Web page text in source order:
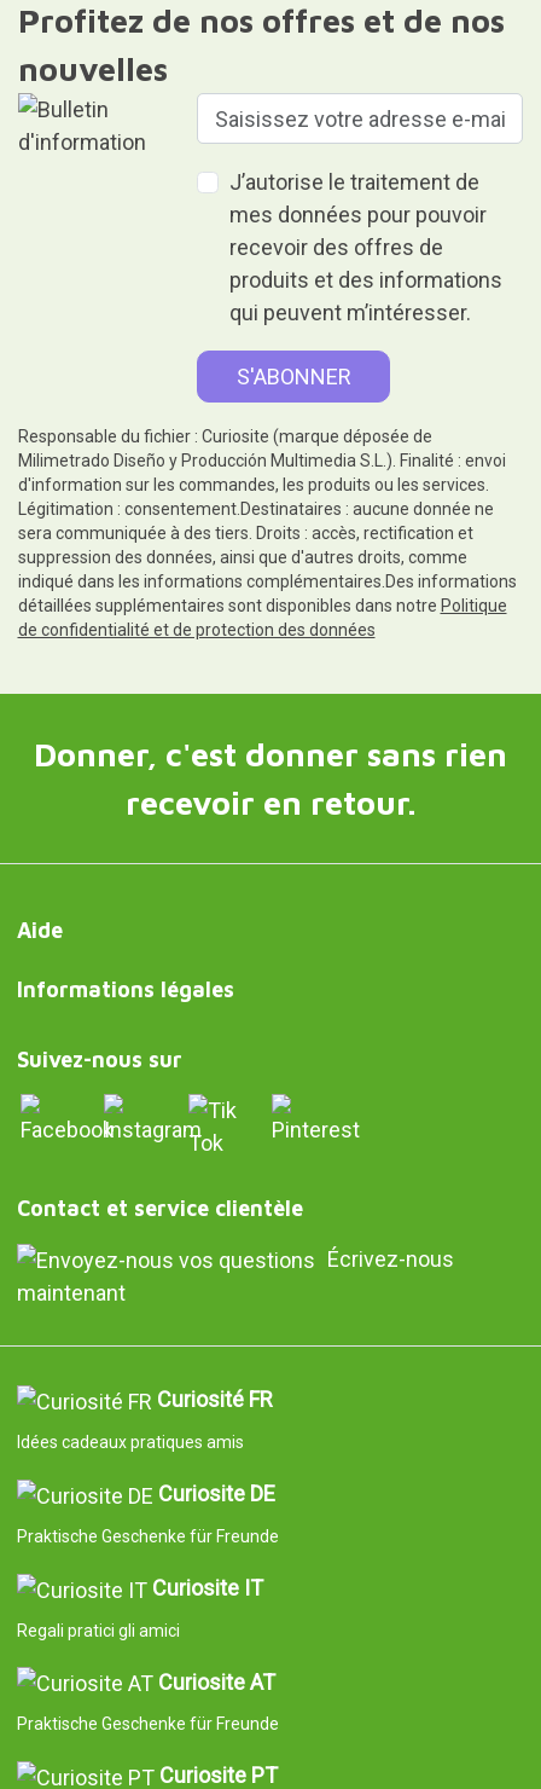
Profitez de nos offres et de nos
nouvelles
J’autorise le traitement de
mes données pour pouvoir
recevoir des offres de
produits et des informations
qui peuvent m’intéresser.
Responsable du fichier : Curiosite (marque déposée de
Milimetrado Diseño y Producción Multimedia S.L.). Finalité : envoi
d'information sur les commandes, les produits ou les services.
Légitimation : consentement.Destinataires : aucune donnée ne
sera communiquée à des tiers. Droits : accès, rectification et
suppression des données, ainsi que d'autres droits, comme
indiqué dans les informations complémentaires.Des informations
détaillées supplémentaires sont disponibles dans notre Politique
de confidentialité et de protection des données
Donner, c'est donner sans rien
recevoir en retour.
Aide
Informations légales
Suivez-nous sur
Contact et service clientèle
Écrivez-nous
maintenant
Curiosité FR
Idées cadeaux pratiques amis
Curiosite DE
Praktische Geschenke für Freunde
Curiosite IT
Regali pratici gli amici
Curiosite AT
Praktische Geschenke für Freunde
Curiosite PT